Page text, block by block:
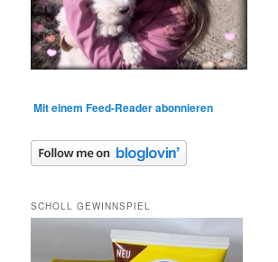
Mit einem Feed-Reader abonnieren
SCHOLL GEWINNSPIEL